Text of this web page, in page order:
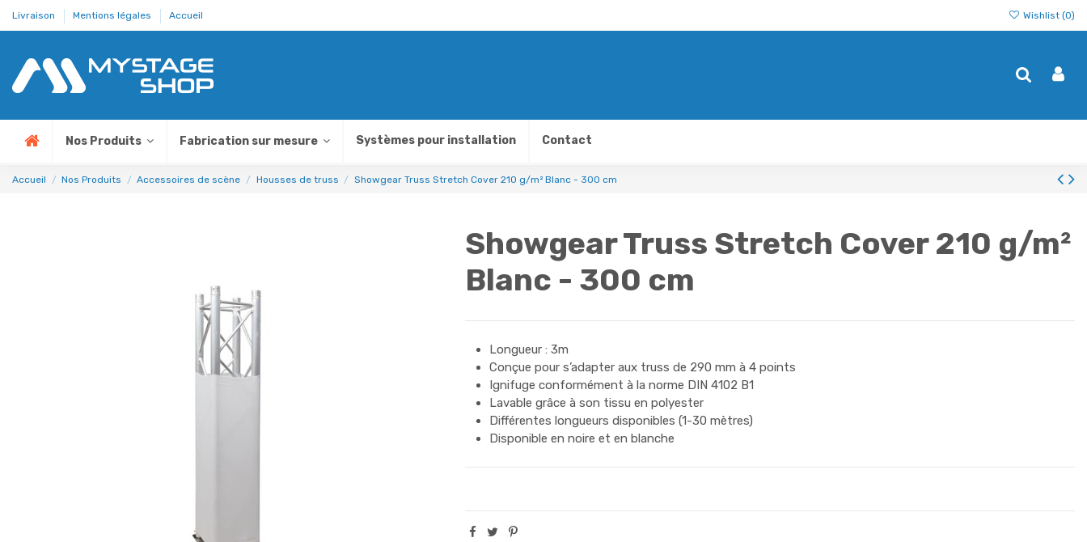
Livraison Mentions légales Accueil Wishlist (0)
Nos Produits Fabrication sur mesure Systèmes pour installation Contact
Accueil Nos Produits Accessoires de scène Housses de truss Showgear Truss Stretch Cover 210 g/m² Blanc - 300 cm
Showgear Truss Stretch Cover 210 g/m²
Blanc - 300 cm
Longueur : 3m
Conçue pour s’adapter aux truss de 290 mm à 4 points
Ignifuge conformément à la norme DIN 4102 B1
Lavable grâce à son tissu en polyester
Différentes longueurs disponibles (1-30 mètres)
Disponible en noire et en blanche